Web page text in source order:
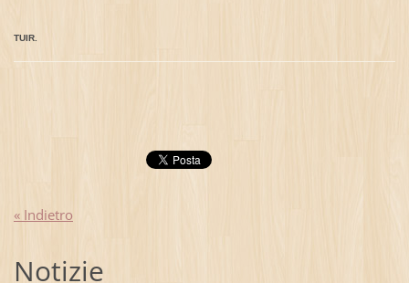
TUIR.
« Indietro
Notizie